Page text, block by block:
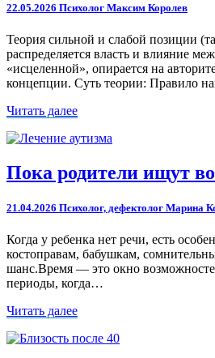
позиция
отношениях
22.05.2026 Психолог Максим Королев
Теория сильной и слабой позиции
распределяется власть и влияние
«исцеленной», опирается на
концепции. Суть теории: Правило
Читать далееЧитать
Пока
родители
волшебную
«лечения»
аутизма,
ребенок
теряет
ценное:
время
Пока родители ищут
21.04.2026 Психолог, дефектолог Марина
Когда у ребенка нет речи, есть
костоправам, бабушкам,
шанс.Время — это окно
периоды, когда…
Читать далееЧитать